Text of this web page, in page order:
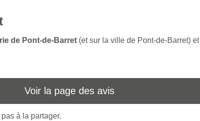
de Pont-de-Barret (et sur la ville de Pont-de-Barret) et
Voir la page des avis
à la partager.